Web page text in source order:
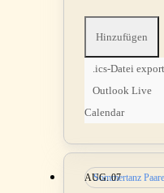
Hinzufügen
.ics-Datei
Outlook Live
Calendar
Sommertanz Paare
AUG.07